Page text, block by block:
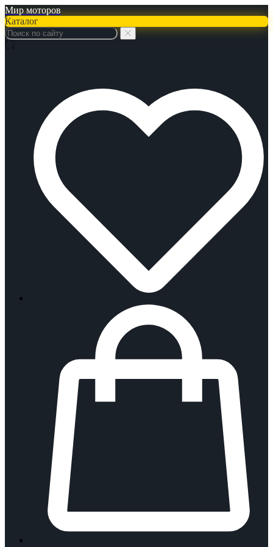
Мир моторов
Каталог